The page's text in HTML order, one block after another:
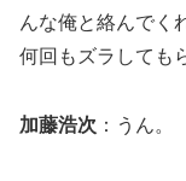
んな俺と絡んでく
何回もズラしても
加藤浩次 ：うん。